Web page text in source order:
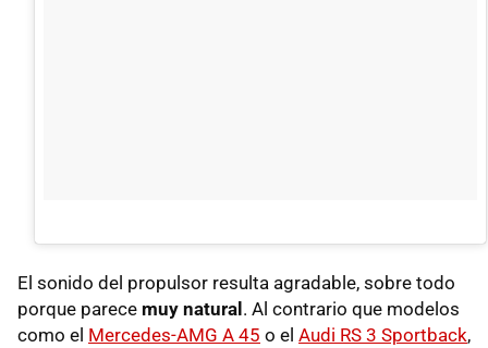
El sonido del propulsor resulta agradable, sobre todo
porque parece muy natural . Al contrario que modelos
como el Mercedes-AMG A 45 o el Audi RS 3 Sportback,